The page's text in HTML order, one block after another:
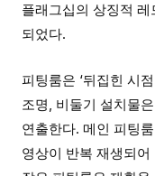
플래그십의 상징적
되었다.
피팅룸은 ‘뒤집힌 시
조명, 비둘기 설치물
연출한다. 메인 피팅
영상이 반복 재생되